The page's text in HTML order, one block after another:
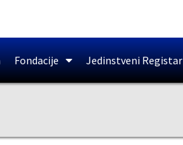
Fondacije Jedinstveni Registar